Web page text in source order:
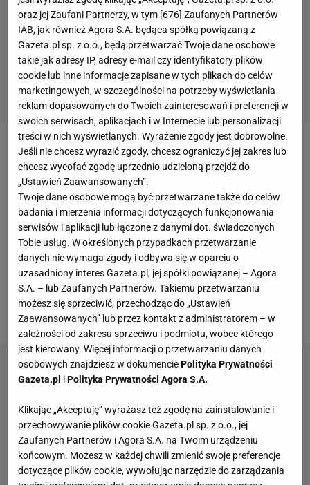
Zobacz wideo
W 2008 roku na kanadyjskim torze Gillesa
Villeneuve`aRobert Kubicacieszył się z jedynego jak
dotąd zwycięstwa w cyklu Grand Prix.Polski
kierowca, który po raz ostatni ścigał się na
szczęśliwym dla siebie obiekcie w 2010 roku,
przyznaje, że z utęsknieniem wypatruje już
niedzielnych zawodów:
oraz jej Zaufani Partnerzy, w tym [676] Zaufanych Partnerów
IAB, jak również Agora S.A. będąca spółką powiązaną z
Gazeta.pl sp. z o.o., będą przetwarzać Twoje dane osobowe
takie jak adresy IP, adresy e-mail czy identyfikatory plików
cookie lub inne informacje zapisane w tych plikach do celów
marketingowych, w szczególności na potrzeby wyświetlania
reklam dopasowanych do Twoich zainteresowań i preferencji w
swoich serwisach, aplikacjach i w Internecie lub personalizacji
treści w nich wyświetlanych. Wyrażenie zgody jest dobrowolne.
Jeśli nie chcesz wyrazić zgody, chcesz ograniczyć jej zakres lub
chcesz wycofać zgodę uprzednio udzieloną przejdź do
„Ustawień Zaawansowanych”.
Twoje dane osobowe mogą być przetwarzane także do celów
badania i mierzenia informacji dotyczących funkcjonowania
serwisów i aplikacji lub łączone z danymi dot. świadczonych
Tobie usług. W określonych przypadkach przetwarzanie
danych nie wymaga zgody i odbywa się w oparciu o
uzasadniony interes Gazeta.pl, jej spółki powiązanej – Agora
S.A. – lub Zaufanych Partnerów. Takiemu przetwarzaniu
możesz się sprzeciwić, przechodząc do „Ustawień
Zaawansowanych” lub przez kontakt z administratorem – w
zależności od zakresu sprzeciwu i podmiotu, wobec którego
jest kierowany. Więcej informacji o przetwarzaniu danych
osobowych znajdziesz w dokumenciePolityka Prywatności
Gazeta.pl iPolityka Prywatności Agora S.A.
Klikając „Akceptuję” wyrażasz też zgodę na zainstalowanie i
przechowywanie plików cookie Gazeta.pl sp. z o.o., jej
Zaufanych Partnerów i Agora S.A. na Twoim urządzeniu
końcowym. Możesz w każdej chwili zmienić swoje preferencje
dotyczące plików cookie, wywołując narzędzie do zarządzania